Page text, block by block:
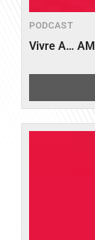
PODCAST
Vivre A…